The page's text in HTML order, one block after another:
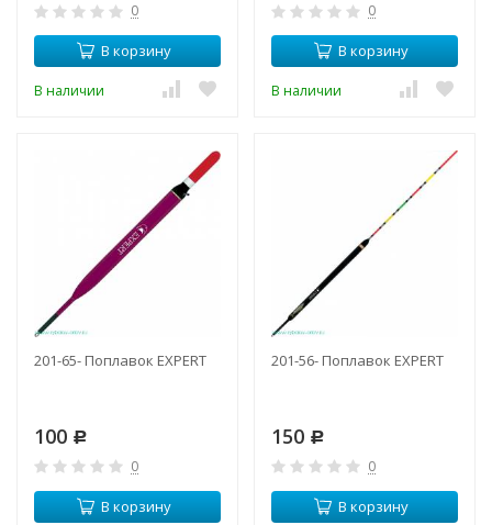
0
В корзину
В наличии
0
В корзину
В наличии
201-65- Поплавок EXPERT
100 Р
0
В корзину
201-56- Поплавок EXPERT
150 Р
0
В корзину